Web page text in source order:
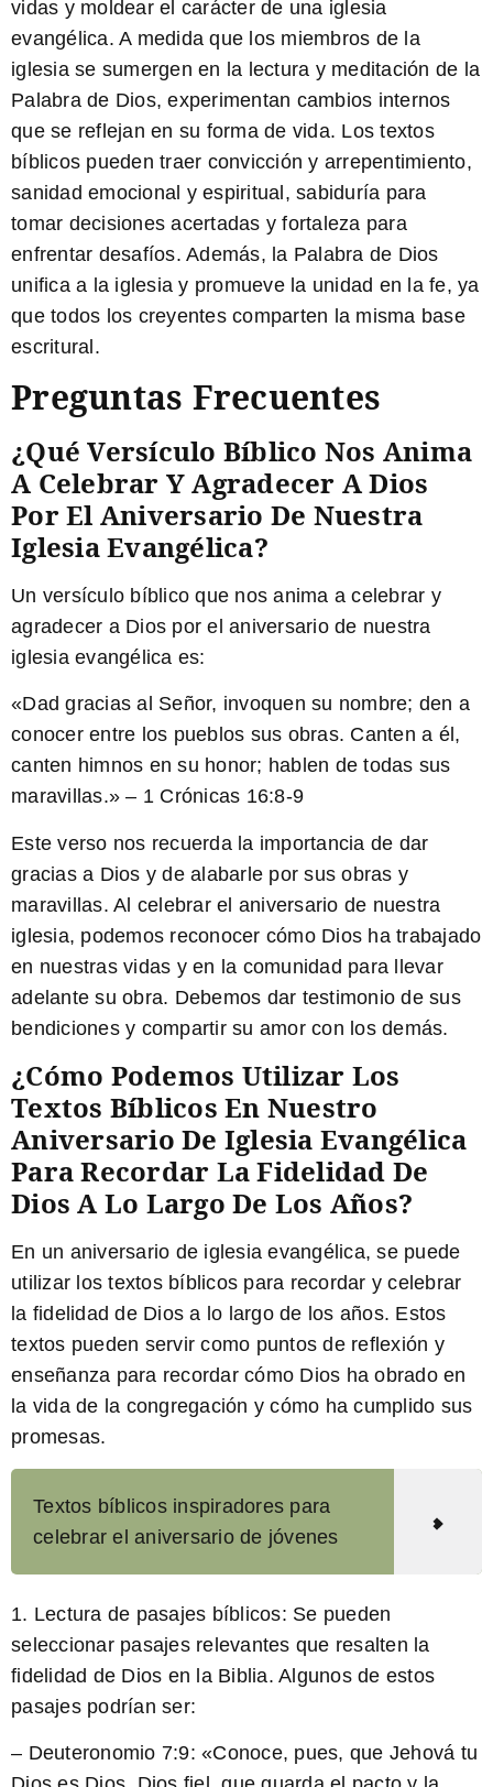
vidas y moldear el carácter de una iglesia
evangélica. A medida que los miembros de la
iglesia se sumergen en la lectura y meditación de la
Palabra de Dios, experimentan cambios internos
que se reflejan en su forma de vida. Los textos
bíblicos pueden traer convicción y arrepentimiento,
sanidad emocional y espiritual, sabiduría para
tomar decisiones acertadas y fortaleza para
enfrentar desafíos. Además, la Palabra de Dios
unifica a la iglesia y promueve la unidad en la fe, ya
que todos los creyentes comparten la misma base
escritural.
Preguntas Frecuentes
¿Qué Versículo Bíblico Nos Anima
A Celebrar Y Agradecer A Dios
Por El Aniversario De Nuestra
Iglesia Evangélica?
Un versículo bíblico que nos anima a celebrar y
agradecer a Dios por el aniversario de nuestra
iglesia evangélica es:
«Dad gracias al Señor, invoquen su nombre; den a
conocer entre los pueblos sus obras. Canten a él,
canten himnos en su honor; hablen de todas sus
maravillas.» – 1 Crónicas 16:8-9
Este verso nos recuerda la importancia de dar
gracias a Dios y de alabarle por sus obras y
maravillas. Al celebrar el aniversario de nuestra
iglesia, podemos reconocer cómo Dios ha trabajado
en nuestras vidas y en la comunidad para llevar
adelante su obra. Debemos dar testimonio de sus
bendiciones y compartir su amor con los demás.
¿Cómo Podemos Utilizar Los
Textos Bíblicos En Nuestro
Aniversario De Iglesia Evangélica
Para Recordar La Fidelidad De
Dios A Lo Largo De Los Años?
En un aniversario de iglesia evangélica, se puede
utilizar los textos bíblicos para recordar y celebrar
la fidelidad de Dios a lo largo de los años. Estos
textos pueden servir como puntos de reflexión y
enseñanza para recordar cómo Dios ha obrado en
la vida de la congregación y cómo ha cumplido sus
promesas.
Textos bíblicos inspiradores para
celebrar el aniversario de jóvenes
1. Lectura de pasajes bíblicos: Se pueden
seleccionar pasajes relevantes que resalten la
fidelidad de Dios en la Biblia. Algunos de estos
pasajes podrían ser:
– Deuteronomio 7:9: «Conoce, pues, que Jehová tu